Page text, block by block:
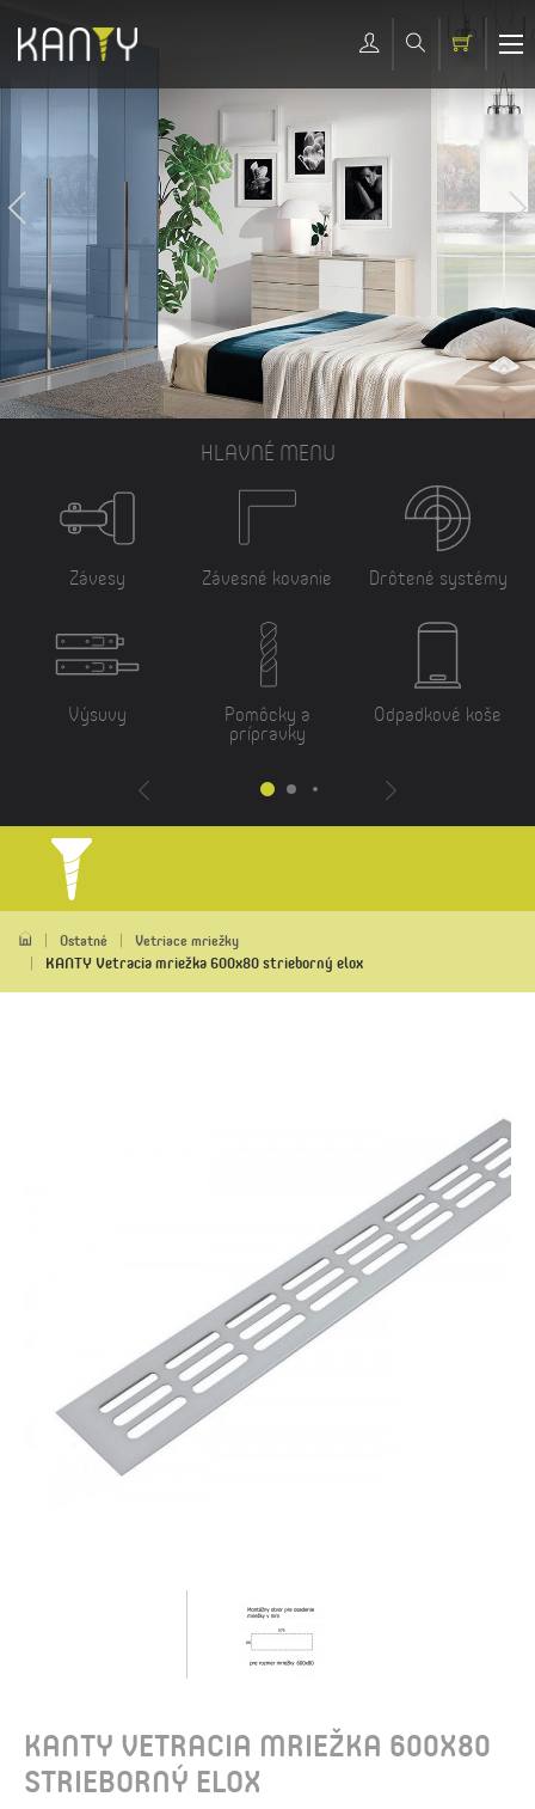
HLAVNÉ MENU
Závesy
Výsuvy
Závesné kovanie
Pomôcky a
prípravky
Drôtené systémy
Odpadkové koše
Ostatné Vetriace mriežky
KANTY Vetracia mriežka 600x80 strieborný elox
KANTY VETRACIA MRIEŽKA 600X80
STRIEBORNÝ ELOX